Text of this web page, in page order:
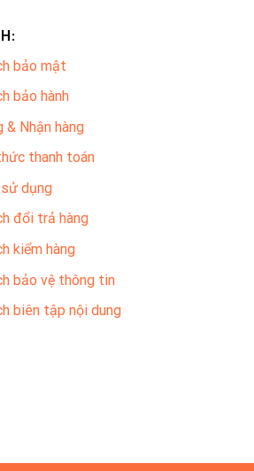
bảo mật
bảo hành
& Nhận hàng
thanh toán
dụng
đổi trả hàng
kiểm hàng
bảo vệ thông tin
biên tập nội dung